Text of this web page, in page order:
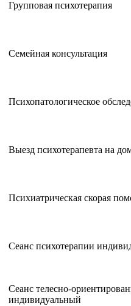
Групповая психотерапия
Семейная консультация
Психопатологическое
Выезд психотерапевта на
Психиатрическая скорая
Сеанс психотерапии
Сеанс телесно-
индивидуальный